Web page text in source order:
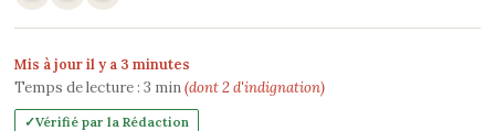
Mis à jour il y a 3 minutes
Temps de lecture : 3 min(dont 2 d'indignation)
Vérifié par la Rédaction